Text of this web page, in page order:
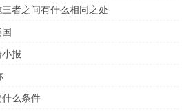
者之间有什么相同之处
报
么条件